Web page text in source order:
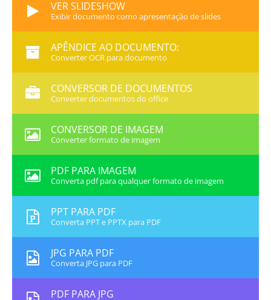
VER SLIDESHOW
Exibir documento como apresentação de slides
APÊNDICE AO DOCUMENTO:
Converter OCR para documento
CONVERSOR DE DOCUMENTOS
Converter documentos do office
CONVERSOR DE IMAGEM
Converter formato de imagem
PDF PARA IMAGEM
Converta pdf para qualquer formato de imagem
PPT PARA PDF
Converta PPT e PPTX para PDF
JPG PARA PDF
Converta JPG para PDF
PDF PARA JPG